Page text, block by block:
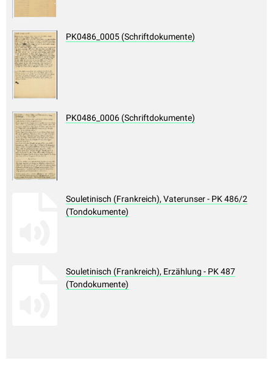
PK0486_0005 (Schriftdokumente)
PK0486_0006 (Schriftdokumente)
Souletinisch (Frankreich), Vaterunser - PK 486/2
(Tondokumente)
Souletinisch (Frankreich), Erzählung - PK 487
(Tondokumente)